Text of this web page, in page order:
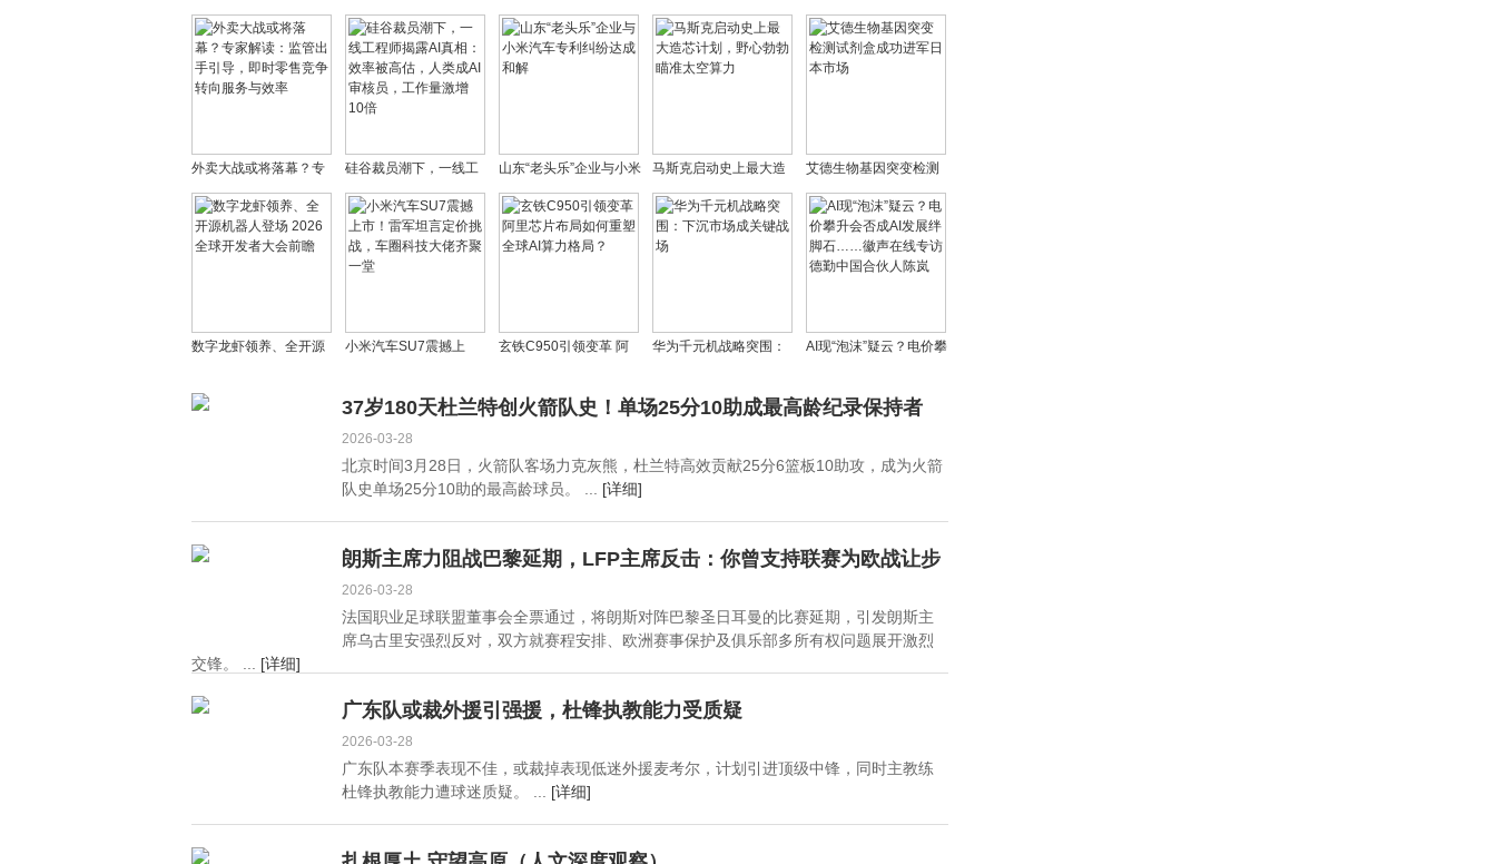
外卖大战或将落幕？专
家解读：监管出手引
导，即时零售竞争转向
服务与效率
硅谷裁员潮下，一线工
程师揭露AI真相：效率
被高估，人类成AI审核
员，工作量激增10倍
山东“老头乐”企业与小米
汽车专利纠纷达成和解
马斯克启动史上最大造
芯计划，野心勃勃瞄准
太空算力
艾德生物基因突变检测
试剂盒成功进军日本市
场
数字龙虾领养、全开源
发者大会前瞻
小米汽车SU7震撼上
战，车圈科技大佬齐聚
一堂
玄铁C950引领变革 阿
球AI算力格局？
华为千元机战略突围：
AI现“泡沫”疑云？电价攀
石……徽声在线专访德
37岁180天杜兰特创火箭队史！单场25分10助成最高龄纪录保持者
2026-03-28
北京时间3月28日，火箭队客场力克灰熊，杜兰特高效贡献25分6篮板10助攻，成为火箭
队史单场25分10助的最高龄球员。 ... [详细]
朗斯主席力阻战巴黎延期，LFP主席反击：你曾支持联赛为欧战让步
2026-03-28
法国职业足球联盟董事会全票通过，将朗斯对阵巴黎圣日耳曼的比赛延期，引发朗斯主
席乌古里安强烈反对，双方就赛程安排、欧洲赛事保护及俱乐部多所有权问题展开激烈
交锋。 ... [详细]
广东队或裁外援引强援，杜锋执教能力受质疑
2026-03-28
广东队本赛季表现不佳，或裁掉表现低迷外援麦考尔，计划引进顶级中锋，同时主教练
杜锋执教能力遭球迷质疑。 ... [详细]